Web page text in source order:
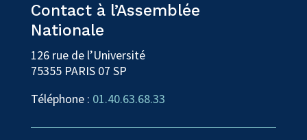
Contact à l’Assemblée
Nationale
126 rue de l’Université
75355 PARIS 07 SP
Téléphone : 01.40.63.68.33